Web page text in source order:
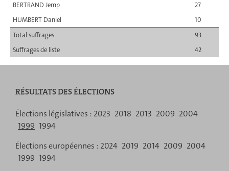
BERTRAND Jemp
27
HUMBERT Daniel
10
Total suffrages
93
Suffrages de liste
42
Menu
de
navigation
RÉSULTATS DES ÉLECTIONS
Élections législatives : 2023 2018 2013 2009 2004
1999 1994
Élections européennes : 2024 2019 2014 2009 2004
1999 1994